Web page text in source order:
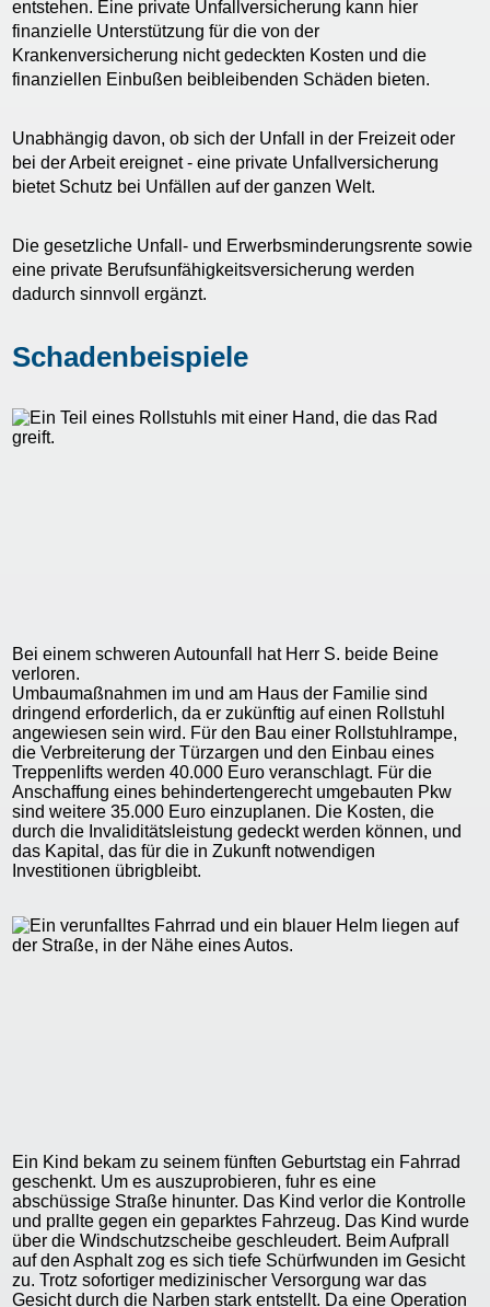
entstehen. Eine private Unfallversicherung kann hier
finanzielle Unterstützung für die von der
Krankenversicherung nicht gedeckten Kosten und die
finanziellen Einbußen beibleibenden Schäden bieten.
Unabhängig davon, ob sich der Unfall in der Freizeit oder
bei der Arbeit ereignet - eine private Unfallversicherung
bietet Schutz bei Unfällen auf der ganzen Welt.
Die gesetzliche Unfall- und Erwerbsminderungsrente sowie
eine private Berufsunfähigkeitsversicherung werden
dadurch sinnvoll ergänzt.
Schadenbeispiele
Bei einem schweren Autounfall hat Herr S. beide Beine
verloren.
Umbaumaßnahmen im und am Haus der Familie sind
dringend erforderlich, da er zukünftig auf einen Rollstuhl
angewiesen sein wird. Für den Bau einer Rollstuhlrampe,
die Verbreiterung der Türzargen und den Einbau eines
Treppenlifts werden 40.000 Euro veranschlagt. Für die
Anschaffung eines behindertengerecht umgebauten Pkw
sind weitere 35.000 Euro einzuplanen. Die Kosten, die
durch die Invaliditätsleistung gedeckt werden können, und
das Kapital, das für die in Zukunft notwendigen
Investitionen übrigbleibt.
Ein Kind bekam zu seinem fünften Geburtstag ein Fahrrad
geschenkt. Um es auszuprobieren, fuhr es eine
abschüssige Straße hinunter. Das Kind verlor die Kontrolle
und prallte gegen ein geparktes Fahrzeug. Das Kind wurde
über die Windschutzscheibe geschleudert. Beim Aufprall
auf den Asphalt zog es sich tiefe Schürfwunden im Gesicht
zu. Trotz sofortiger medizinischer Versorgung war das
Gesicht durch die Narben stark entstellt. Da eine Operation